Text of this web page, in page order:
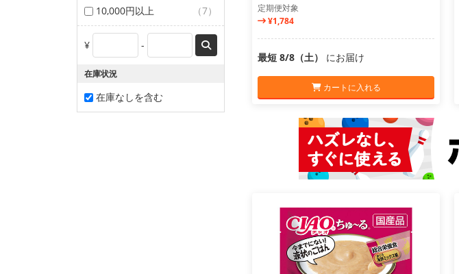
10,000円以上 （7）
¥ -
在庫状況
在庫なしを含む
定期便対象
¥1,784
最短 8/8（土） にお届け
カートに入れる